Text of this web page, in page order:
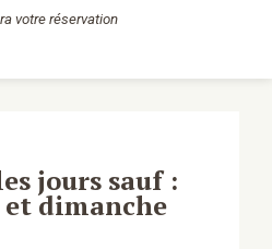
votre réservation
jours sauf :
dimanche